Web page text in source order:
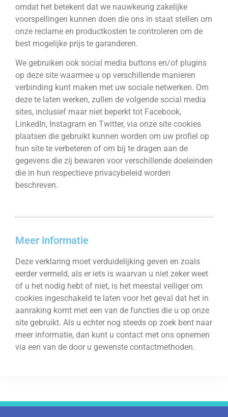
omdat het betekent dat we nauwkeurig zakelijke
voorspellingen kunnen doen die ons in staat stellen om
onze reclame en productkosten te controleren om de
best mogelijke prijs te garanderen.
We gebruiken ook social media buttons en/of plugins
op deze site waarmee u op verschillende manieren
verbinding kunt maken met uw sociale netwerken. Om
deze te laten werken, zullen de volgende social media
sites, inclusief maar niet beperkt tot Facebook,
LinkedIn, Instagram en Twitter, via onze site cookies
plaatsen die gebruikt kunnen worden om uw profiel op
hun site te verbeteren of om bij te dragen aan de
gegevens die zij bewaren voor verschillende doeleinden
die in hun respectieve privacybeleid worden
beschreven.
Meer informatie
Deze verklaring moet verduidelijking geven en zoals
eerder vermeld, als er iets is waarvan u niet zeker weet
of u het nodig hebt of niet, is het meestal veiliger om
cookies ingeschakeld te laten voor het geval dat het in
aanraking komt met een van de functies die u op onze
site gebruikt. Als u echter nog steeds op zoek bent naar
meer informatie, dan kunt u contact met ons opnemen
via een van de door u gewenste contactmethoden.